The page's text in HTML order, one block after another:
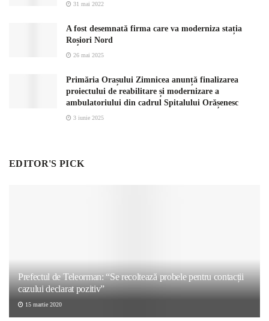
31 mai 2022
A fost desemnată firma care va moderniza stația
Roșiori Nord
26 mai 2025
Primăria Orașului Zimnicea anunță finalizarea
proiectului de reabilitare și modernizare a
ambulatoriului din cadrul Spitalului Orășenesc
3 iunie 2025
EDITOR'S PICK
Prefectul de Teleorman: “Se recoltează probele pentru contacții
cazului declarat pozitiv”
15 martie 2020